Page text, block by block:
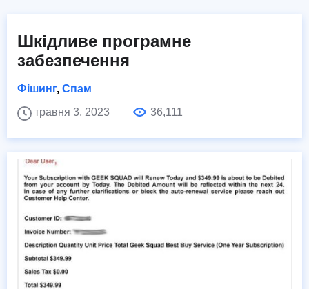
Шкідливе програмне
забезпечення
Фішинг, Спам
травня 3, 2023
36,111